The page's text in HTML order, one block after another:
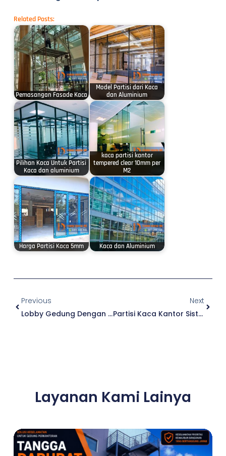
Related Posts:
Pemasangan Fasade Kaca
Model Partisi dari Kaca
dan Aluminium
Pilihan Kaca Untuk Partisi
Kaca dan aluminium
kaca partisi kantor
tempered clear 10mm per
M2
Harga Partisi Kaca 5mm Kaca dan Aluminium
Previous
Lobby Gedung Dengan Atap Kaca
Next
Partisi Kaca Kantor Sistem Sliding
Layanan Kami Lainya